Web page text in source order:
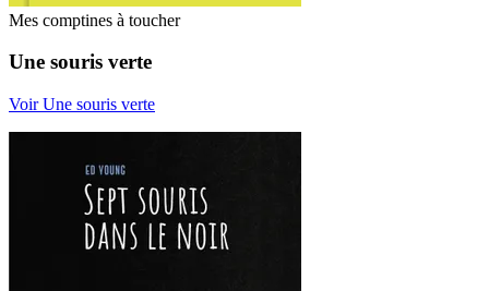
Mes comptines à toucher
Une souris verte
Voir Une souris verte